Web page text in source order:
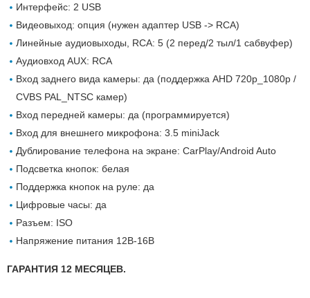
Интерфейс: 2 USB
Видеовыход: опция (нужен адаптер USB -> RCA)
Линейные аудиовыходы, RCA: 5 (2 перед/2 тыл/1 сабвуфер)
Аудиовход AUX: RCA
Вход заднего вида камеры: да (поддержка AHD 720p_1080p /
CVBS PAL_NTSC камер)
Вход передней камеры: да (программируется)
Вход для внешнего микрофона: 3.5 miniJack
Дублирование телефона на экране: CarPlay/Android Auto
Подсветка кнопок: белая
Поддержка кнопок на руле: да
Цифровые часы: да
Разъем: ISO
Напряжение питания 12В-16В
ГАРАНТИЯ 12 МЕСЯЦЕВ.